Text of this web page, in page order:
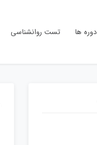
دوره ها تست روانشناسی